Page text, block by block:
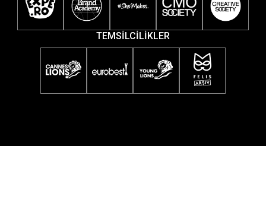
TEMSİLCİLİKLER